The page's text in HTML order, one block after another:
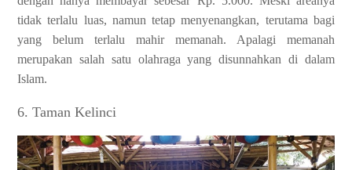
tidak terlalu luas, namun tetap menyenangkan, terutama bagi
yang belum terlalu mahir memanah. Apalagi memanah
merupakan salah satu olahraga yang disunnahkan di dalam
Islam.
6. Taman Kelinci